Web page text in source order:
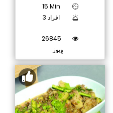
15 Min
3 افراد
26845
وِیوز